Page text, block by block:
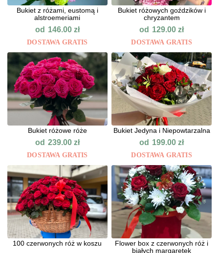
Bukiet z różami, eustomą i
alstroemeriami
od 146.00 zł
DOSTAWA GRATIS
Bukiet różowych goździków i
chryzantem
od 129.00zł
DOSTAWA GRATIS
Bukiet różowe róże
od 239.00 zł
DOSTAWA GRATIS
Bukiet Jedyna i Niepowtarzalna
od 199.00zł
DOSTAWA GRATIS
100 czerwonych róż w koszu
Flower box z czerwonych róż i
białych margaretek